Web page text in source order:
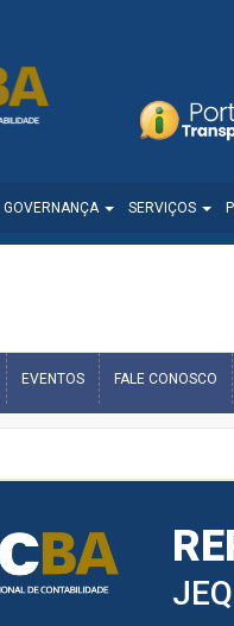
GOVERNANÇA SERVIÇOS
EVENTOS FALE CONOSCO